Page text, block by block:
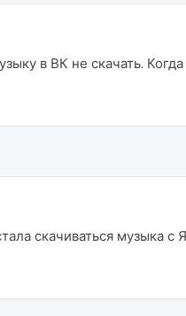
в ВК не скачать.
скачиваться музыка с